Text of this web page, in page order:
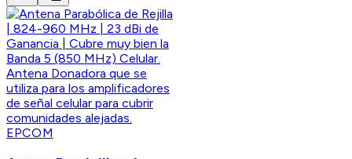
EPCOM